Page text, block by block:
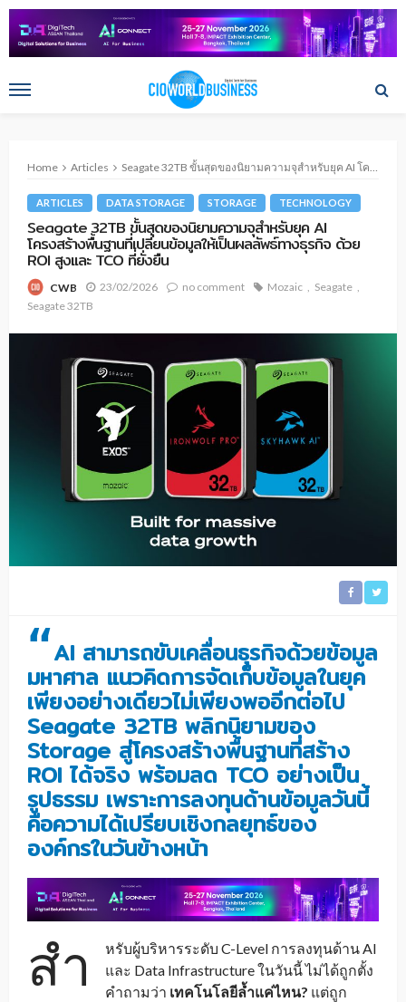
Home Articles Seagate 32TB ขั้นสุดของนิยามความจุสำหรับยุค AI โครงสร้างพื้นฐานที่เปลี่ยนข้อมูลให้เป็นผลลัพธ์ทางธุรกิจ ด้วย ROI สูงและ TCO ที่ยั่งยืน
ARTICLES DATA STORAGE STORAGE TECHNOLOGY
Seagate 32TB ขั้นสุดของนิยามความจุสำหรับยุค AI
โครงสร้างพื้นฐานที่เปลี่ยนข้อมูลให้เป็นผลลัพธ์ทางธุรกิจ ด้วย
ROI สูงและ TCO ที่ยั่งยืน
CWB 23/02/2026 no comment Mozaic
Seagate
Seagate 32TB
“AI สามารถขับเคลื่อนธุรกิจด้วยข้อมูล
มหาศาล แนวคิดการจัดเก็บข้อมูลในยุค
เพียงอย่างเดียวไม่เพียงพออีกต่อไป
Seagate 32TB พลิกนิยามของ
Storage สู่โครงสร้างพื้นฐานที่สร้าง
ROI ได้จริง พร้อมลด TCO อย่างเป็น
รูปธรรม เพราะการลงทุนด้านข้อมูลวันนี้
คือความได้เปรียบเชิงกลยุทธ์ของ
องค์กรในวันข้างหน้า
สำ
หรับผู้บริหารระดับ C-Level การลงทุนด้าน AI
และ Data Infrastructure ในวันนี้ ไม่ได้ถูกตั้ง
คำถามว่า เทคโนโลยีล้ำแค่ไหน? แต่ถูก